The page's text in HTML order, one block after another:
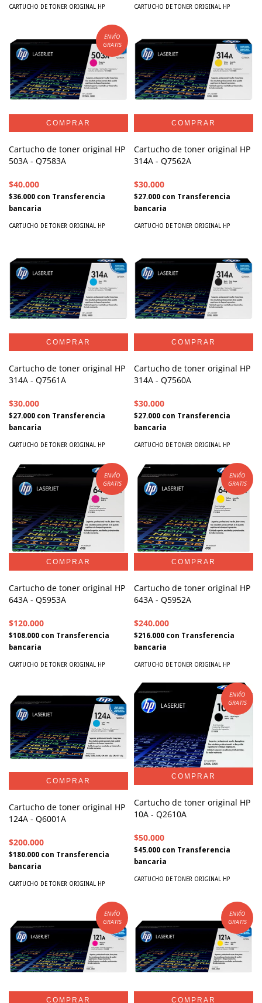
CARTUCHO DE TONER ORIGINAL HP CARTUCHO DE TONER ORIGINAL HP
ENVÍO
GRATIS
Cartucho de toner original HP
503A - Q7583A
$40.000
$36.000 con Transferencia
bancaria
CARTUCHO DE TONER ORIGINAL HP
Cartucho de toner original HP
314A - Q7562A
$30.000
$27.000 con Transferencia
bancaria
CARTUCHO DE TONER ORIGINAL HP
Cartucho de toner original HP
314A - Q7561A
$30.000
$27.000 con Transferencia
bancaria
CARTUCHO DE TONER ORIGINAL HP
Cartucho de toner original HP
314A - Q7560A
$30.000
$27.000 con Transferencia
bancaria
CARTUCHO DE TONER ORIGINAL HP
ENVÍO
GRATIS
Cartucho de toner original HP
643A - Q5953A
$120.000
$108.000 con Transferencia
bancaria
CARTUCHO DE TONER ORIGINAL HP
ENVÍO
GRATIS
Cartucho de toner original HP
643A - Q5952A
$240.000
$216.000 con Transferencia
bancaria
CARTUCHO DE TONER ORIGINAL HP
Cartucho de toner original HP
124A - Q6001A
$200.000
$180.000 con Transferencia
bancaria
CARTUCHO DE TONER ORIGINAL HP
ENVÍO
GRATIS
Cartucho de toner original HP
10A - Q2610A
$50.000
$45.000 con Transferencia
bancaria
CARTUCHO DE TONER ORIGINAL HP
ENVÍO
GRATIS
ENVÍO
GRATIS